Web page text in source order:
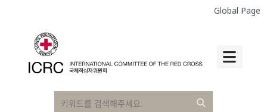
Global Page